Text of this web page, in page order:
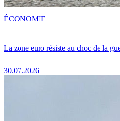
La zone euro résiste au choc de la
30.07.2026
ÉCONOMIE